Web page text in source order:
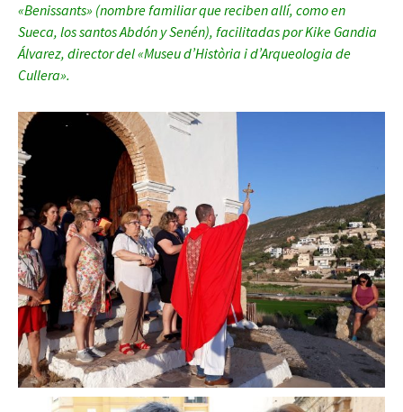
«Benissants» (nombre familiar que reciben allí, como en
Sueca, los santos Abdón y Senén), facilitadas por Kike Gandia
Álvarez, director del «Museu d’Història i d’Arqueologia de
Cullera».